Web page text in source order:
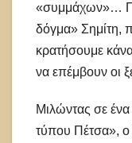
«συμμάχων»…
δόγμα» Σημίτη,
κρατήσουμε
να επέμβουν οι
Μιλώντας σε
τύπου Πέτσα», ο